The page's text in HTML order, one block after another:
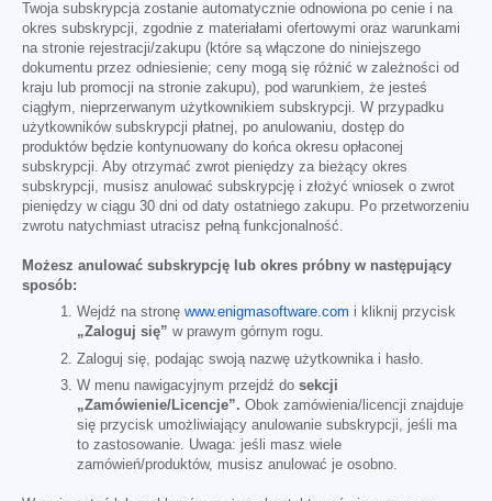
Twoja subskrypcja zostanie automatycznie odnowiona po cenie i na
okres subskrypcji, zgodnie z materiałami ofertowymi oraz warunkami
na stronie rejestracji/zakupu (które są włączone do niniejszego
dokumentu przez odniesienie; ceny mogą się różnić w zależności od
kraju lub promocji na stronie zakupu), pod warunkiem, że jesteś
ciągłym, nieprzerwanym użytkownikiem subskrypcji. W przypadku
użytkowników subskrypcji płatnej, po anulowaniu, dostęp do
produktów będzie kontynuowany do końca okresu opłaconej
subskrypcji. Aby otrzymać zwrot pieniędzy za bieżący okres
subskrypcji, musisz anulować subskrypcję i złożyć wniosek o zwrot
pieniędzy w ciągu 30 dni od daty ostatniego zakupu. Po przetworzeniu
zwrotu natychmiast utracisz pełną funkcjonalność.
Możesz anulować subskrypcję lub okres próbny w następujący
sposób:
Wejdź na stronę www.enigmasoftware.com i kliknij przycisk
„Zaloguj się” w prawym górnym rogu.
Zaloguj się, podając swoją nazwę użytkownika i hasło.
W menu nawigacyjnym przejdź do sekcji
„Zamówienie/Licencje”. Obok zamówienia/licencji znajduje
się przycisk umożliwiający anulowanie subskrypcji, jeśli ma
to zastosowanie. Uwaga: jeśli masz wiele
zamówień/produktów, musisz anulować je osobno.